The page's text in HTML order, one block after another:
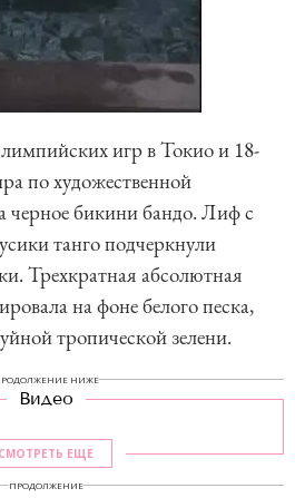
игр в Токио и 18-
по художественной
черное бикини бандо. Лиф с
танго подчеркнули
Трехкратная абсолютная
на фоне белого песка,
тропической зелени.
НИЖЕ
Видео
СМОТРЕТЬ ЕЩЕ
ПРОДОЛЖЕНИЕ